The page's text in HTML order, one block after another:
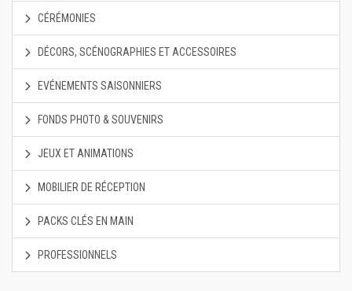
CÉRÉMONIES
DÉCORS, SCÉNOGRAPHIES ET ACCESSOIRES
EVÉNEMENTS SAISONNIERS
FONDS PHOTO & SOUVENIRS
JEUX ET ANIMATIONS
MOBILIER DE RÉCEPTION
PACKS CLÉS EN MAIN
PROFESSIONNELS